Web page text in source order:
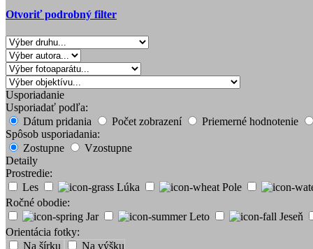
Otvoriť podrobný filter
Usporiadanie
Usporiadať podľa:
Dátum pridania
Počet zobrazení Priemerné hodnotenie
Spôsob usporiadania:
Zostupne
Vzostupne
Detaily
Prostredie:
Les
Lúka Pole
Ročné obodie:
Jar
Leto Jeseň
Orientácia fotky:
Na šírku
Na výšku